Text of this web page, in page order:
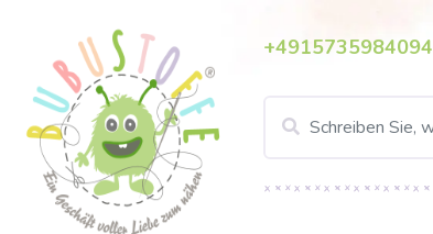
+4915735984094